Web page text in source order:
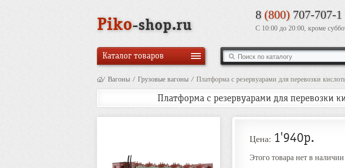
Piko-shop.ru
8 (800)707-707-1
С 10:00 до 20:00, кроме
Каталог товаров
/ Вагоны / Грузовые вагоны / Платформа с резервуарами для перевозки
Платформа с резервуарами для перевозки
Цена: 1'940р.
Этого товара нет в наличии